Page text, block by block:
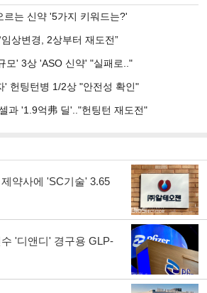
로
기
사
유
기
르는 신약 '5가지 키워드는?'
상변경, 2상부터 재도전”
모' 3상 'ASO 신약' "실패로.."
' 헌팅턴병 1/2상 "안전성 확인"
과 '1.9억弗 딜'.."헌팅턴 재도전"
약사에 'SC기술' 3.65
'디앤디' 경구용 GLP-